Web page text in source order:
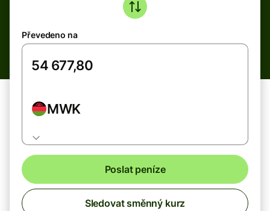
Převedeno na
MWK
Poslat peníze
Sledovat směnný kurz